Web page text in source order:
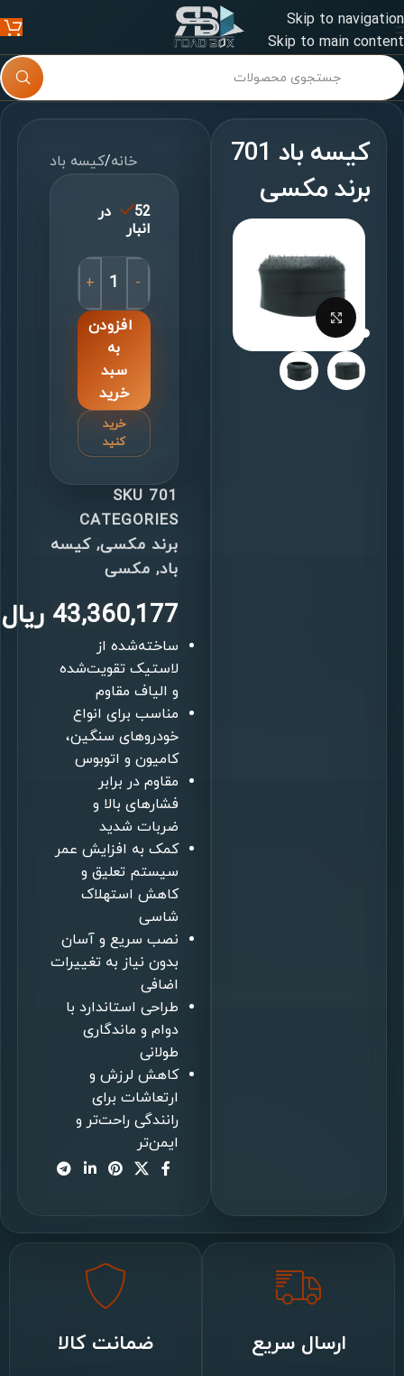
Skip to navigation
Skip to main content
کیسه باد 701
برند مکسی
برای بزرگنمایی کلیک کنید
خانه/کیسه باد
52 در
انبار
-
+
افزودن
به
سبد
خرید
خرید
کنید
SKU 701
CATEGORIES
برند مکسی,کیسه
باد, مکسی
43,360,177 ریال
ساخته‌شده از
لاستیک تقویت‌شده
و الیاف مقاوم
مناسب برای انواع
خودروهای سنگین،
کامیون و اتوبوس
مقاوم در برابر
فشارهای بالا و
ضربات شدید
کمک به افزایش عمر
سیستم تعلیق و
کاهش استهلاک
شاسی
نصب سریع و آسان
بدون نیاز به تغییرات
اضافی
طراحی استاندارد با
دوام و ماندگاری
طولانی
کاهش لرزش و
ارتعاشات برای
رانندگی راحت‌تر و
ایمن‌تر
ارسال سریع ضمانت کالا